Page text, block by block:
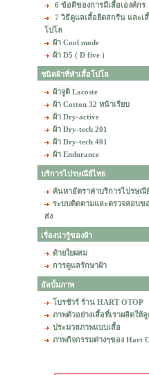
6 ข้อดีของการมีเสื้อเองค์กร
7 วิธีดูแลเสื้อยืดสกรีน และเ
โปโล
ผ้า Cool mode
ผ้า D5 ( D five )
ชนิดผ้าที่ทำเสื้อโปโล
ผ้าจูติ Lacoste
ผ้า Cotton 32 หน้าเรียบ
ผ้า Dry-active
ผ้า Dry-tech 201
ผ้า Dry-tech 401
ผ้า Endurance
บริการไปรษณีย์ไทย
ค้นหาอัตราค่าบริการไปรษณี
ระบบติดตามและตรวจสอบข
ส่ง
เรื่องน่ารู้ของผ้า
ด้ายใยผสม
การดูแลรักษาผ้า
อัลบั้มภาพ
โบรชัวร์ ร้าน HART OTOP
ภาพตัวอย่างเสื้อที่เราผลิตให้
ประมวลภาพแบบเสื้อ
ภาพกิจกรรมต่างๆของ Hart